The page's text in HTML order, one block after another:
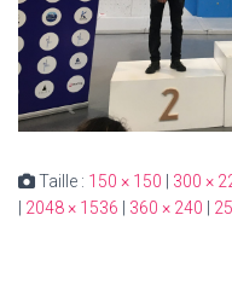
Taille : 150 × 150 | 300 ×
| 2048 × 1536 | 360 × 240 |